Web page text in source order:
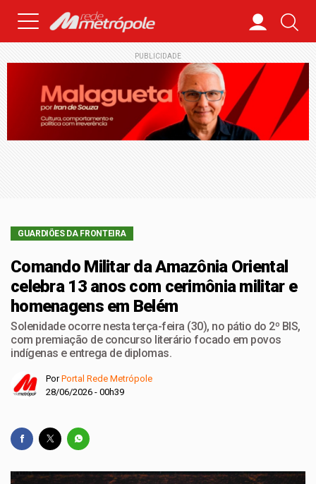
PUBLICIDADE
GUARDIÕES DA FRONTEIRA
Comando Militar da Amazônia Oriental
celebra 13 anos com cerimônia militar e
homenagens em Belém
Solenidade ocorre nesta terça-feira (30), no pátio do 2º BIS,
com premiação de concurso literário focado em povos
indígenas e entrega de diplomas.
PorPortal Rede Metrópole
28/06/2026 - 00h39